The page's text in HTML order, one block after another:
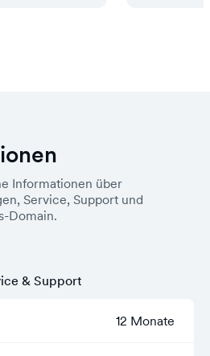
Informationen über
Service, Support und
Domain.
12 Monate
& Support